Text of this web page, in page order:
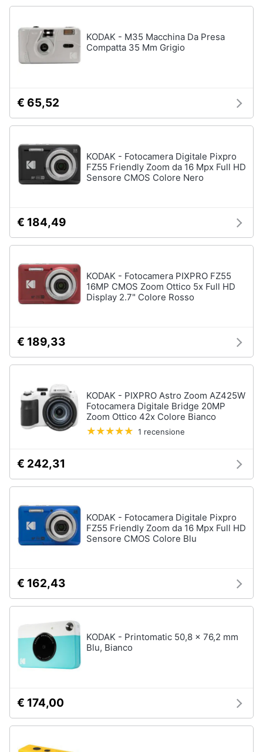
KODAK - M35 Macchina Da Presa
Compatta 35 Mm Grigio
€ 65,52
KODAK - Fotocamera Digitale Pixpro
FZ55 Friendly Zoom da 16 Mpx Full HD
Sensore CMOS Colore Nero
€ 184,49
KODAK - Fotocamera PIXPRO FZ55
16MP CMOS Zoom Ottico 5x Full HD
Display 2.7" Colore Rosso
€ 189,33
KODAK - PIXPRO Astro Zoom AZ425W
Fotocamera Digitale Bridge 20MP
Zoom Ottico 42x Colore Bianco
1 recensione
€ 242,31
KODAK - Fotocamera Digitale Pixpro
FZ55 Friendly Zoom da 16 Mpx Full HD
Sensore CMOS Colore Blu
€ 162,43
KODAK - Printomatic 50,8 x 76,2 mm
Blu, Bianco
€ 174,00